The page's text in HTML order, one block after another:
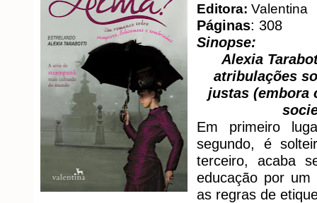
Editora: Valentina
Páginas: 308
Sinopse:
Alexia
atribulações
justas (embora
Em primeiro
segundo, é
terceiro, acaba
educação por
as regras de